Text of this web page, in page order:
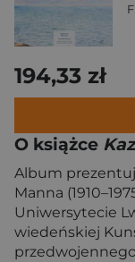
194,33 zł
O książce
Album
Manna
Uniwersytecie
wiedeńskiej